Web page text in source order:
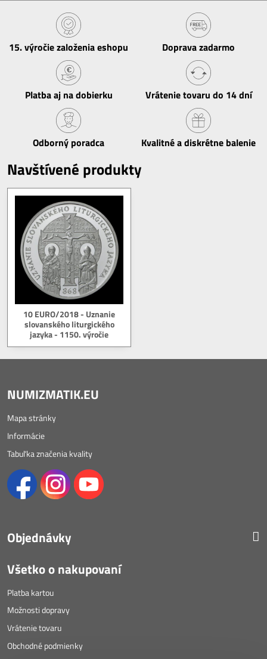
15​. výročie založenia eshopu Doprava zadarmo
Platba aj na dobierku Vrátenie tovaru do 14 dní
Odborný poradca Kvalitné a diskrétne balenie
Navštívené produkty
10 EURO/2018 - Uznanie
slovanského liturgického
jazyka - 1150. výročie
NUMIZMATIK.EU
Mapa stránky
Informácie
Tabuľka značenia kvality
Objednávky
Všetko o nakupovaní
Platba kartou
Možnosti dopravy
Vrátenie tovaru
Obchodné podmienky